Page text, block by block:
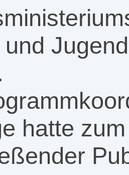
hatte